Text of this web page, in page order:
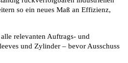
so ein neues Maß an Effizienz,
relevanten Auftrags- und
und Zylinder – bevor Ausschuss